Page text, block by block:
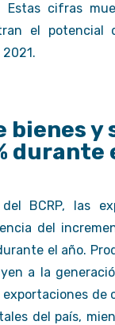
Estas cifras
el potencial
bienes y
durante
BCRP, las
del
el año.
a la
de
del país,